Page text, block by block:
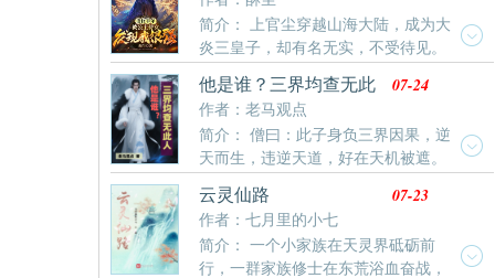
命，也为他拉开了世界奇幻一面的一角。最强的魔法少
女被称作叛徒，反叛的序曲早已吹响，持剑者或是加入
这场孤立无援的反叛，或是亲手为那位最强的谢幕拉上
帷幕。魔女们为了生存
简介： 上官尘穿越山海大陆，成为大
炎三皇子，却有名无实，不受待见。
十六载后，大炎兵败，他被视作弃子，替二皇子远为质
子。好在一次意外让他获得了传说中的邪剑，至此，他
开始了逆袭之路。“杀一人，煞气＋3，修为1。”“无聊读
书煞气111……”上官尘面带邪笑：“谁说我不能修炼的？
我的修炼速度你们想象不到！”他的神秘，让大玄公主化
身侍女，悄然探知他的卓异。在大炎他为弃儿，于大玄
却成少年翘楚。封王侯，成驸马，战
他是谁？三界均查无此
人！
作者：老马观点
07-24
简介： 僧曰：此子身负三界因果，逆
天而生，违逆天道，好在天机被遮。
道曰：你我撞破他的天机，便担上他的因果，这可如何
是好？僧苦笑：咱们被他娘给算计了。道怒了：找不到
他娘，就找他爹算账。僧摊手：可是，咱也不知道他爹
是谁啊。道傻眼了：————
云灵仙路
作者：七月里的小七
07-23
简介： 一个小家族在天灵界砥砺前
行，一群家族修士在东荒浴血奋战，